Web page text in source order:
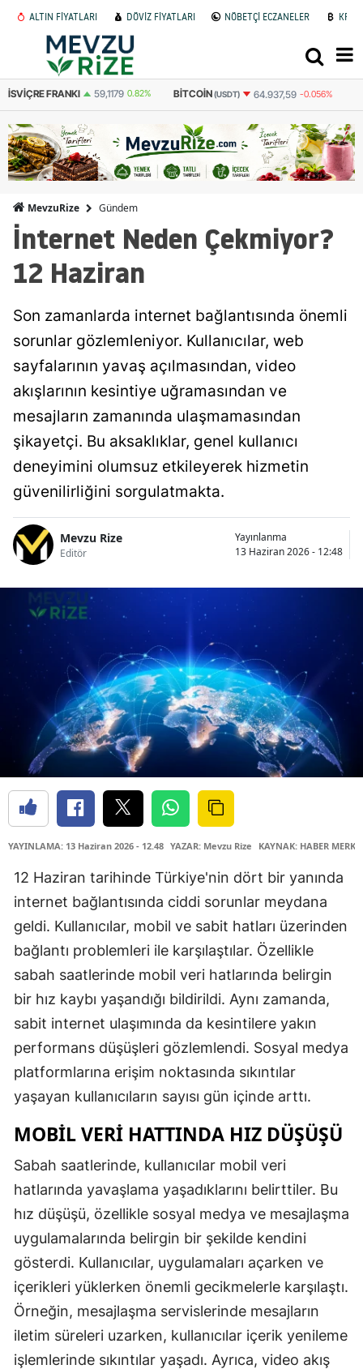
ALTIN FİYATLARI DÖVİZ FİYATLARI NÖBETÇİ ECZANELER
BITCOIN(USDT) 64.937,59 -0.056% BITCOIN(TL) 3.091.879 -0.033%
MevzuRize Gündem
İnternet Neden Çekmiyor?
12 Haziran
Son zamanlarda internet bağlantısında önemli
sorunlar gözlemleniyor. Kullanıcılar, web
sayfalarının yavaş açılmasından, video
akışlarının kesintiye uğramasından ve
mesajların zamanında ulaşmamasından
şikayetçi. Bu aksaklıklar, genel kullanıcı
deneyimini olumsuz etkileyerek hizmetin
güvenilirliğini sorgulatmakta.
Mevzu Rize
Editör
Yayınlanma
13 Haziran 2026 - 12:48
YAYINLAMA: 13 Haziran 2026 - 12.48 YAZAR: Mevzu Rize KAYNAK: HABER
12 Haziran tarihinde Türkiye'nin dört bir yanında
internet bağlantısında ciddi sorunlar meydana
geldi. Kullanıcılar, mobil ve sabit hatları üzerinden
bağlantı problemleri ile karşılaştılar. Özellikle
sabah saatlerinde mobil veri hatlarında belirgin
bir hız kaybı yaşandığı bildirildi. Aynı zamanda,
sabit internet ulaşımında da kesintilere yakın
performans düşüşleri gözlemlendi. Sosyal medya
platformlarına erişim noktasında sıkıntılar
yaşayan kullanıcıların sayısı gün içinde arttı.
MOBIL VERI HATTINDA HIZ DÜŞÜŞÜ
Sabah saatlerinde, kullanıcılar mobil veri
hatlarında yavaşlama yaşadıklarını belirttiler. Bu
hız düşüşü, özellikle sosyal medya ve mesajlaşma
uygulamalarında belirgin bir şekilde kendini
gösterdi. Kullanıcılar, uygulamaları açarken ve
içerikleri yüklerken önemli gecikmelerle karşılaştı.
Örneğin, mesajlaşma servislerinde mesajların
iletim süreleri uzarken, kullanıcılar içerik yenileme
işlemlerinde sıkıntılar yaşadı. Ayrıca, video akış